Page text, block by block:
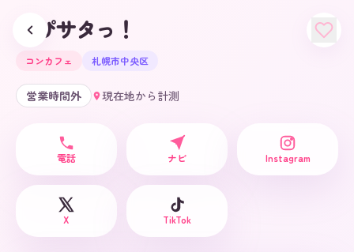
はぴサタっ！
コンカフェ 札幌市中央区
営業時間外 現在地から計測
電話 ナビ Instagram
X TikTok